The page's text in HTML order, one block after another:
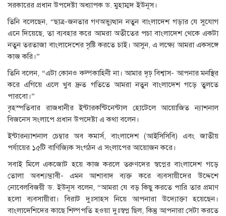
সরকারের প্রধান উপদেষ্টা অধ্যাপক ড. মুহাম্মদ ইউনূস।
তিনি বলেছেন, “ছাত্র-জনতার গণঅভ্যুত্থান নতুন বাংলাদেশ গড়ার যে সুযোগ
এনে দিয়েছে, তা ব্যবহার করে আমরা অতীতের পচা বাংলাদেশ থেকে একটা
নতুন তরতাজা বাংলাদেশের সৃষ্টি করতে চাই। আসুন, এ লক্ষ্যে আমরা একসঙ্গে
কাজ করি।”
তিনি বলেন, “এটা কোনও কল্পকাহিনী না। আমার দৃঢ় বিশ্বাস- আপনার মনস্থির
করে এগিয়ে এলে খুব দ্রুত গতিতে আমরা নতুন বাংলাদেশ গড়ে তুলতে
পারবো।”
বৃহস্পতিবার রাজধানীর ইন্টারকন্টিনেন্টাল হোটেলে আয়োজিত ন্যাশনাল
বিজনেস সংলাপে প্রধান উপদেষ্টা এ কথা বলেন।
ইন্টারন্যাশনাল চেম্বার অব কমার্স, বাংলাদেশ (আইসিসিবি) এবং জাতীয়
পর্যায়ের ১৫টি বাণিজ্যিক সংগঠন এ সংলাপের আয়োজন করে।
সবাই মিলে একজোট হয়ে কাজ করলে তরুণদের স্বপ্নের বাংলাদেশ গড়ে
তোলা অবশ্যম্ভাবী- এমন আশাবাদ ব্যক্ত করে ব্যবসায়ীদের উদ্দেশে
নোবেলবিজয়ী ড. ইউনূস বলেন, “আমরা যে বড় কিছু করতে পারি তার প্রমাণ
হলো ব্যবসায়ীরা। বিরাট দুঃসাহস নিয়ে আপনারা উদ্যোক্তা হয়েছেন।
বাংলাদেশিদের কাছে শিল্পপতি হওয়া দুঃস্বপ্ন ছিল, কিন্তু আপনারা সেটা করতে